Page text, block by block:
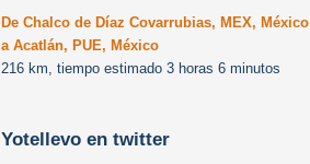
De Chalco de Díaz Covarrubias, MEX, México
a Acatlán, PUE, México
216 km, tiempo estimado 3 horas 6 minutos
Yotellevo en twitter